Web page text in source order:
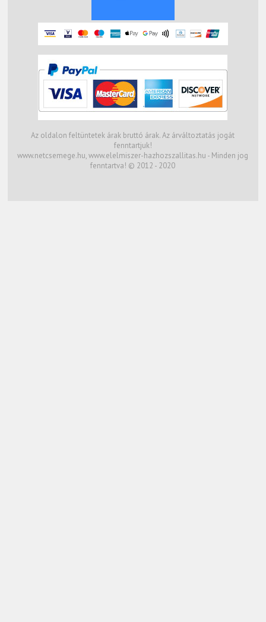
Az oldalon feltüntetek árak bruttó árak. Az árváltoztatás jogát
fenntartjuk!
www.netcsemege.hu, www.elelmiszer-hazhozszallitas.hu - Minden jog
fenntartva! © 2012 - 2020